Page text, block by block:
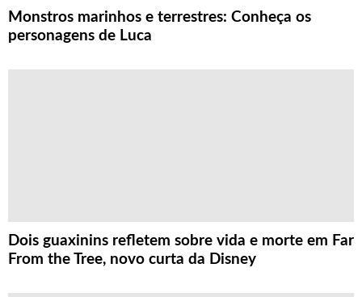
Monstros marinhos e terrestres: Conheça os
personagens de Luca
Dois guaxinins refletem sobre vida e morte em Far
From the Tree, novo curta da Disney